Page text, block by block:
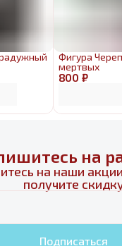
800 ₽
Фигура
мертвых
на
на наши
получите
Подписаться